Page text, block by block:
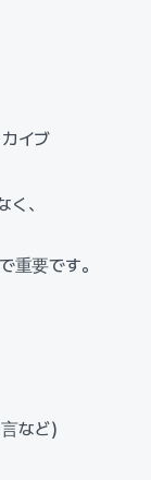
イブ
く、
重要です。
など)